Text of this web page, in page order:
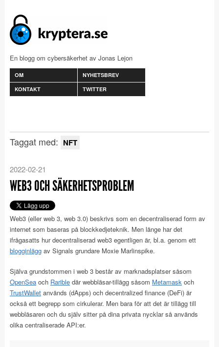
En blogg om cybersäkerhet av Jonas Lejon
OM
NYHETSBREV
KONTAKT
TWITTER
Taggat med: NFT
2022-02-21
WEB3 OCH SÄKERHETSPROBLEM
Web3 (eller web 3, web 3.0) beskrivs som en decentraliserad form av
internet som baseras på blockkedjeteknik. Men länge har det
ifrågasatts hur decentraliserad web3 egentligen är, bl.a. genom ett
blogginlägg av Signals grundare Moxie Marlinspike.
Själva grundstommen i web 3 består av marknadsplatser såsom
OpenSea och Rarible där webbläsar-tillägg såsom Metamask och
TrustWallet används (dApps) och decentralized finance (DeFi) är
också ett begrepp som cirkulerar. Men bara för att det är tillägg till
webbläsaren och du själv sitter på dina privata nycklar så används
olika centraliserade API:er.